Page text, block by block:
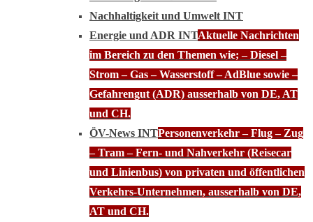
Nachhaltigkeit und Umwelt INT
Energie und ADR INTAktuelle Nachrichten
im Bereich zu den Themen wie; – Diesel –
Strom – Gas – Wasserstoff – AdBlue sowie –
Gefahrengut (ADR) ausserhalb von DE, AT
und CH.
ÖV-News INTPersonenverkehr – Flug – Zug
– Tram – Fern- und Nahverkehr (Reisecar
und Linienbus) von privaten und öffentlichen
Verkehrs-Unternehmen, ausserhalb von DE,
AT und CH.